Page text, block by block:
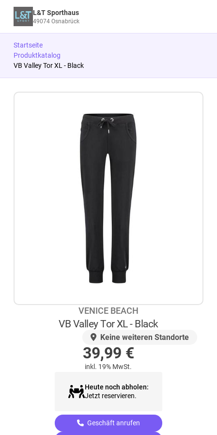
L&T Sporthaus
49074 Osnabrück
Startseite
Produktkatalog
VB Valley Tor XL - Black
VENICE BEACH
VB Valley Tor XL - Black
Keine weiteren Standorte
39,99 €
inkl. 19% MwSt.
Heute noch abholen:
Jetzt reservieren.
Geschäft anrufen